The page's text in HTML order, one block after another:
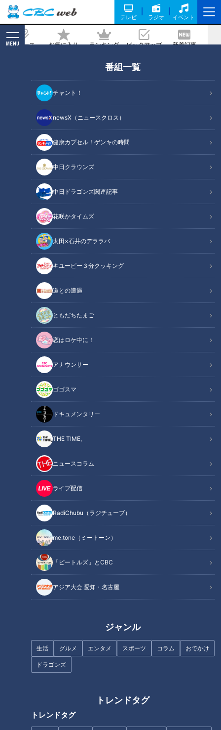
テレビ ラジオ イベント
ニュース お気に入り ランキング ピックアップ 新着記事
MENU
番組一覧
チャント！
newsX（ニュースクロス）
健康カプセル！ゲンキの時間
中日クラウンズ
中日ドラゴンズ関連記事
花咲かタイムズ
太田×石井のデララバ
キユーピー３分クッキング
道との遭遇
ともだちたまご
恋はロケ中に！
アナウンサー
ゴゴスマ
ドキュメンタリー
THE TIME,
ニュースコラム
ライブ配信
RadiChubu（ラジチューブ）
me:tone（ミートーン）
「ビートルズ」とCBC
アジア大会 愛知・名古屋
ジャンル
生活 グルメ エンタメ スポーツ コラム おでかけ
ドラゴンズ
トレンドタグ
トレンドタグ
態？からの起死回生の一言！アナウンサ
ー採用動画を本邦初公開！
2024/08/20 14:57
アナウンサー
カメラテスト企画
【「採用試験時の動画」をみんなで見よう！】企画を夏目みな
美アナ・柳沢彩美アナ・永岡歩アナの3人で見ていきます。
CBCチャンネルでしか見ることができない初々しい採用試験
時の動画を初公開！
今回は夏目アナの採用試験時の動画をみんなで見るのですが…
まさかの一言で一同騒然！超貴重な映像をぜひご覧ください！
この記事の画像を見る
この記事を見たあなたへのおすすめ
CBC新人アナウンサーの自己紹
介！瀧川幸樹アナ・小川実桜ア
ナ・友廣南実アナ・中村彩賀ア
ナが特技も披露！
のテクニックに圧倒！「週刊さ
んまとマツコ」がアナウンス部
にやってきた！
韓国旅客機火災の原因は“モバイ
ルバッテリー” 日常に潜む危険
も 火災事故を防ぐための対策や
注意点とは？
行列のできるラーメン店主が嫉
妬する 「本当は教えたくな